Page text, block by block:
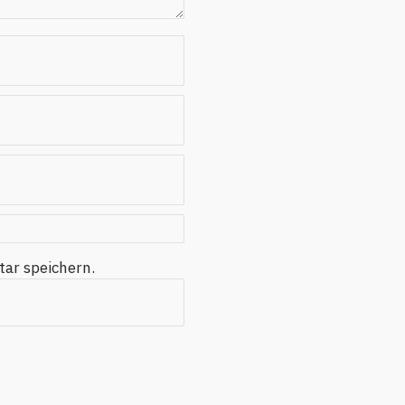
speichern.